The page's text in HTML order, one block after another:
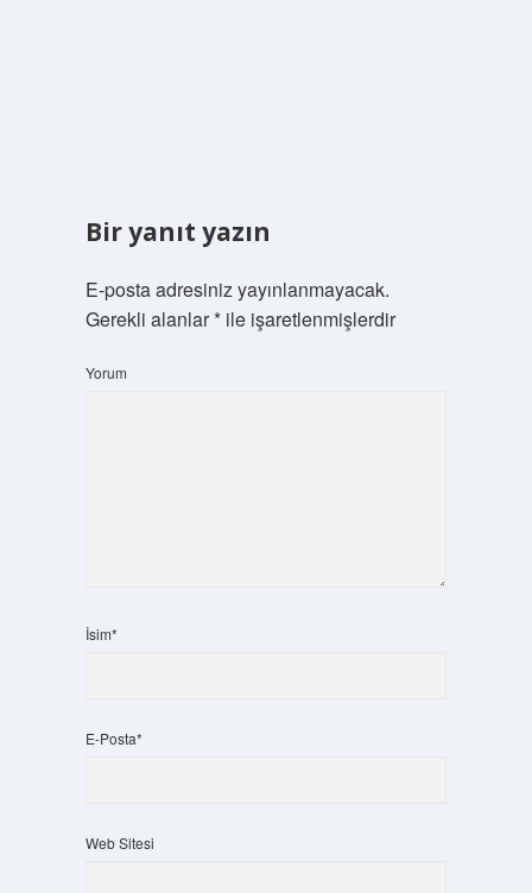
Bir yanıt yazın
E-posta adresiniz yayınlanmayacak.
Gerekli alanlar*ile işaretlenmişlerdir
Yorum
İsim*
E-Posta*
Web Sitesi